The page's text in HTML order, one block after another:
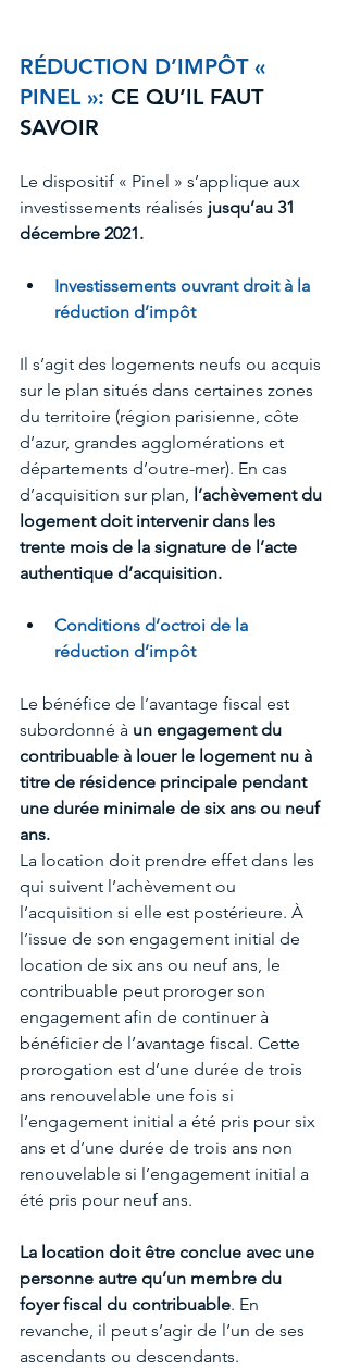
RÉDUCTION D’IMPÔT «
PINEL »: CE QU’IL FAUT
SAVOIR
Le dispositif « Pinel » s’applique aux
investissements réalisés jusqu’au 31
décembre 2021.
Investissements ouvrant droit à la
réduction d’impôt
Il s’agit des logements neufs ou acquis
sur le plan situés dans certaines zones
du territoire (région parisienne, côte
d’azur, grandes agglomérations et
départements d’outre-mer). En cas
d’acquisition sur plan, l’achèvement du
logement doit intervenir dans les
trente mois de la signature de l’acte
authentique d’acquisition.
Conditions d’octroi de la
réduction d’impôt
Le bénéfice de l’avantage fiscal est
subordonné à un engagement du
contribuable à louer le logement nu à
titre de résidence principale pendant
une durée minimale de six ans ou neuf
ans.
La location doit prendre effet dans les
qui suivent l’achèvement ou
l’acquisition si elle est postérieure. À
l’issue de son engagement initial de
location de six ans ou neuf ans, le
contribuable peut proroger son
engagement afin de continuer à
bénéficier de l’avantage fiscal. Cette
prorogation est d’une durée de trois
ans renouvelable une fois si
l’engagement initial a été pris pour six
ans et d’une durée de trois ans non
renouvelable si l’engagement initial a
été pris pour neuf ans.
La location doit être conclue avec une
personne autre qu’un membre du
foyer fiscal du contribuable. En
revanche, il peut s’agir de l’un de ses
ascendants ou descendants.